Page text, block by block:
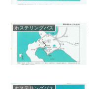
ホステリングバス